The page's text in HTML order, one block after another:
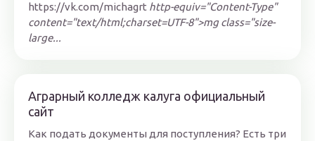
https://vk.com/michagrt http-equiv="Content-Type"
content="text/html;charset=UTF-8">mg class="size-
large...
Аграрный колледж калуга официальный
сайт
Как подать документы для поступления? Есть три